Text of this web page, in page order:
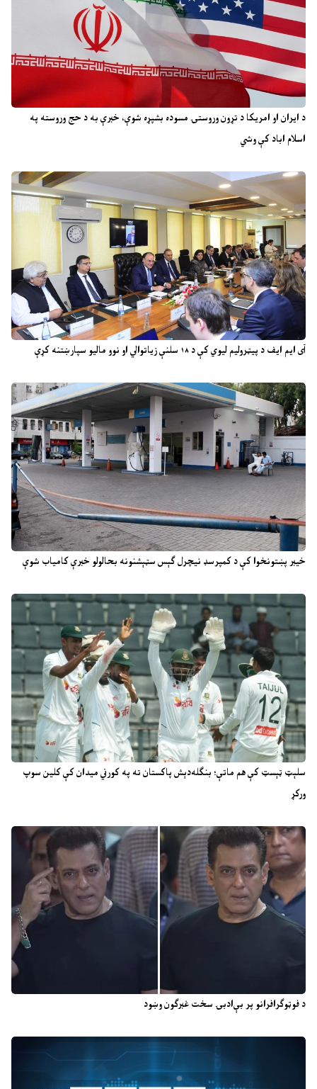
د ایران او امریکا د تړون وروستۍ مسوده بشپړه شوې، خبرې به د حج وروسته په
اسلام اباد کې وشي
آی ایم ایف د پیټرولیم لیوي کې د ۱۸ سلنې زیاتوالي او نوو مالیو سپارښتنه کړې
خیبر پښتونخوا کې د کمپرسډ نیچرل ګېس سټېشنونه بحالولو خبرې کامیاب شوې
سلېټ ټېسټ کې هم ماتې؛ بنګله‌دېش پاکستان ته په کورني میدان کې کلین سوپ
ورکړ
د فوټوګرافرانو پر بې‌ادبۍ سخت غبرګون وښود